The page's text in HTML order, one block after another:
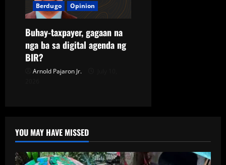
Berdugo Opinion
Buhay-taxpayer, gagaan na
nga ba sa digital agenda ng
BIR?
Arnold Pajaron Jr.
YOU MAY HAVE MISSED